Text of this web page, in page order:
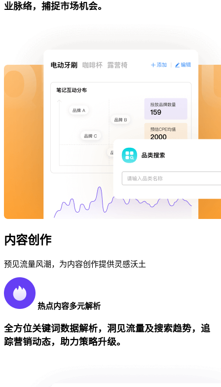
业脉络，捕捉市场机会。
内容创作
预见流量风潮，为内容创作提供灵感沃土
热点内容多元解析
全方位关键词数据解析，洞见流量及搜索趋势，追
踪营销动态，助力策略升级。